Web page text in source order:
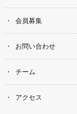
会員募集
お問い合わせ
チーム
アクセス